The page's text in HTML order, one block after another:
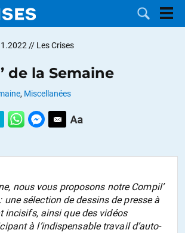
// Les Crises
de la Semaine
, Miscellanées
nous vous proposons notre Compil’
une sélection de dessins de presse à
incisifs, ainsi que des vidéos
à l’indispensable travail d’auto-